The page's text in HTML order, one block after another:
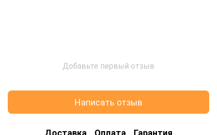
Добавьте первый отзыв
Написать отзыв